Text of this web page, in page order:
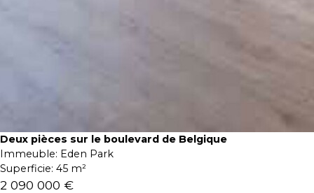
Deux pièces sur le boulevard de Belgique
Immeuble: Eden Park
Superficie: 45 m²
2 090 000 €